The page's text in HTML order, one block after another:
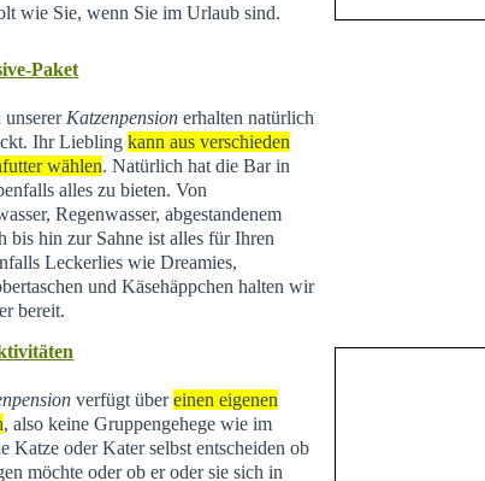
wie Sie, wenn Sie im Urlaub sind.
Paket
Katzenpension erhalten natürlich
Ihr Lieblingkann aus verschieden
wählen. Natürlich hat die Bar in
alles zu bieten. Von
Regenwasser, abgestandenem
bis hin zur Sahne ist alles für Ihren
Leckerlies wie Dreamies,
und Käsehäppchen halten wir
bereit.
verfügt übereinen eigenen
, also keine Gruppengehege wie im
Katze oder Kater selbst entscheiden ob
möchte oder ob er oder sie sich in